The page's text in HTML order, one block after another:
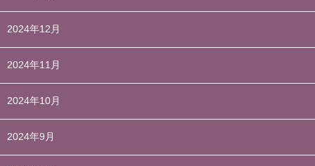
2024年12月
2024年11月
2024年10月
2024年9月